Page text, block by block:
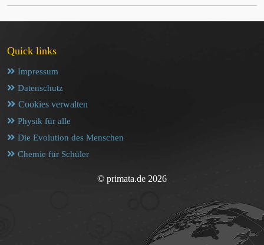
Quick links
Impressum
Datenschutz
Cookies verwalten
Physik für alle
Die Evolution des Menschen
Chemie für Schüler
© primata.de 2026